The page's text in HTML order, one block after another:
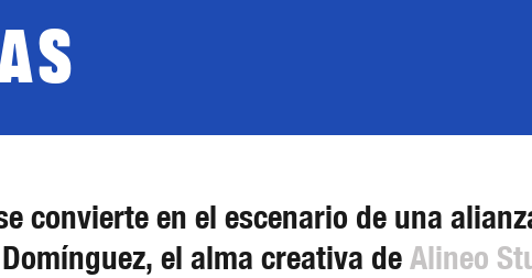
convierte en el escenario de una
el alma creativa de Alineo